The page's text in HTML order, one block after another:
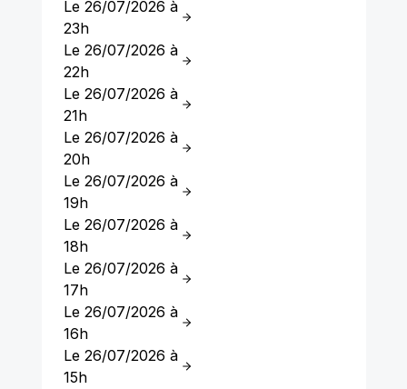
Le 26/07/2026 à
23h
Le 26/07/2026 à
22h
Le 26/07/2026 à
21h
Le 26/07/2026 à
20h
Le 26/07/2026 à
19h
Le 26/07/2026 à
18h
Le 26/07/2026 à
17h
Le 26/07/2026 à
16h
Le 26/07/2026 à
15h